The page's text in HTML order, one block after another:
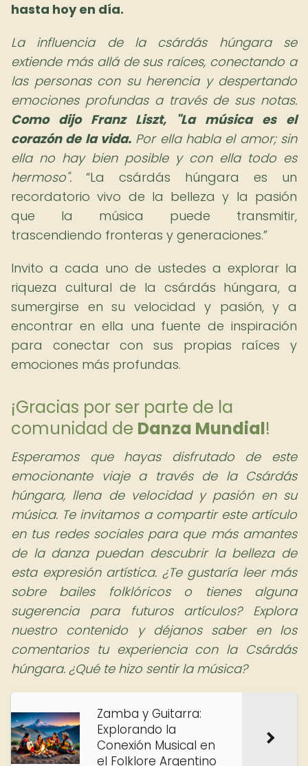
hasta hoy en día.
La influencia de la csárdás húngara se
extiende más allá de sus raíces, conectando a
las personas con su herencia y despertando
emociones profundas a través de sus notas.
Como dijo Franz Liszt, "La música es el
corazón de la vida. Por ella habla el amor; sin
ella no hay bien posible y con ella todo es
hermoso".
La csárdás húngara es un
recordatorio vivo de la belleza y la pasión
que la música puede transmitir,
trascendiendo fronteras y generaciones.
Invito a cada uno de ustedes a explorar la
riqueza cultural de la csárdás húngara, a
sumergirse en su velocidad y pasión, y a
encontrar en ella una fuente de inspiración
para conectar con sus propias raíces y
emociones más profundas.
¡Gracias por ser parte de la
comunidad de Danza Mundial!
Esperamos que hayas disfrutado de este
emocionante viaje a través de la Csárdás
húngara, llena de velocidad y pasión en su
música. Te invitamos a compartir este artículo
en tus redes sociales para que más amantes
de la danza puedan descubrir la belleza de
esta expresión artística. ¿Te gustaría leer más
sobre bailes folklóricos o tienes alguna
sugerencia para futuros artículos? Explora
nuestro contenido y déjanos saber en los
comentarios tu experiencia con la Csárdás
húngara. ¿Qué te hizo sentir la música?
Zamba y Guitarra:
Explorando la
Conexión Musical en
el Folklore Argentino